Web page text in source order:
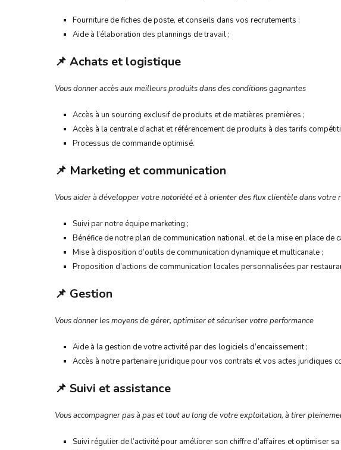
Fourniture de fiches de poste, et conseils dans vos recrutements ;
Aide à l’élaboration des plannings de travail ;
📌 Achats et logistique
Vous donner accès aux meilleurs produits dans des conditions gagnantes
Accès à un sourcing exclusif de produits et de matières premières ;
Accès à la centrale d’achat et référencement de produits à des tarifs
Processus de commande optimisé.
📌 Marketing et communication
Vous aider à développer votre notoriété et à orienter des flux clientèle dans votre
Suivi par notre équipe marketing ;
Bénéfice de notre plan de communication national, et de la mise en place de
Mise à disposition d’outils de communication dynamique et multicanale ;
Proposition d’actions de communication locales personnalisées par
📌 Gestion
Vous donner les moyens de gérer, optimiser et sécuriser votre performance
Aide à la gestion de votre activité par des logiciels d’encaissement ;
Accès à notre partenaire juridique pour vos contrats et vos actes juridiques
📌 Suivi et assistance
Vous accompagner pas à pas et tout au long de votre exploitation, à tirer
Suivi régulier de l’activité pour améliorer son chiffre d’affaires et optimiser